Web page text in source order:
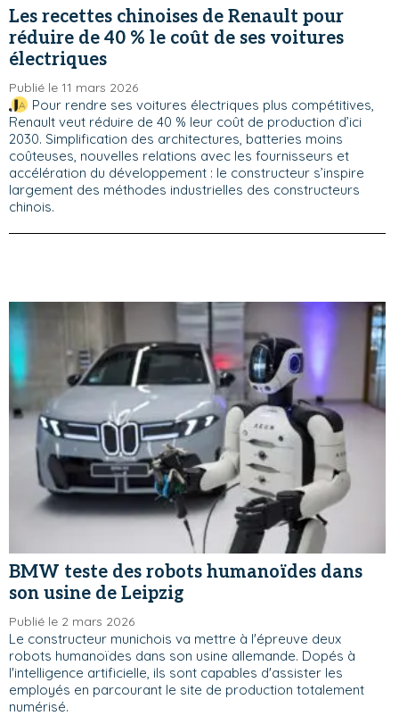
Les recettes chinoises de Renault pour
réduire de 40 % le coût de ses voitures
électriques
Publié le 11 mars 2026
Pour rendre ses voitures électriques plus compétitives,
Renault veut réduire de 40 % leur coût de production d’ici
2030. Simplification des architectures, batteries moins
coûteuses, nouvelles relations avec les fournisseurs et
accélération du développement : le constructeur s’inspire
largement des méthodes industrielles des constructeurs
chinois.
BMW teste des robots humanoïdes dans
son usine de Leipzig
Publié le 2 mars 2026
Le constructeur munichois va mettre à l'épreuve deux
robots humanoïdes dans son usine allemande. Dopés à
l'intelligence artificielle, ils sont capables d'assister les
employés en parcourant le site de production totalement
numérisé.